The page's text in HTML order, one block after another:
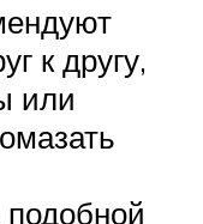
к другу,
или